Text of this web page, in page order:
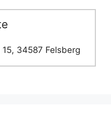
34587 Felsberg